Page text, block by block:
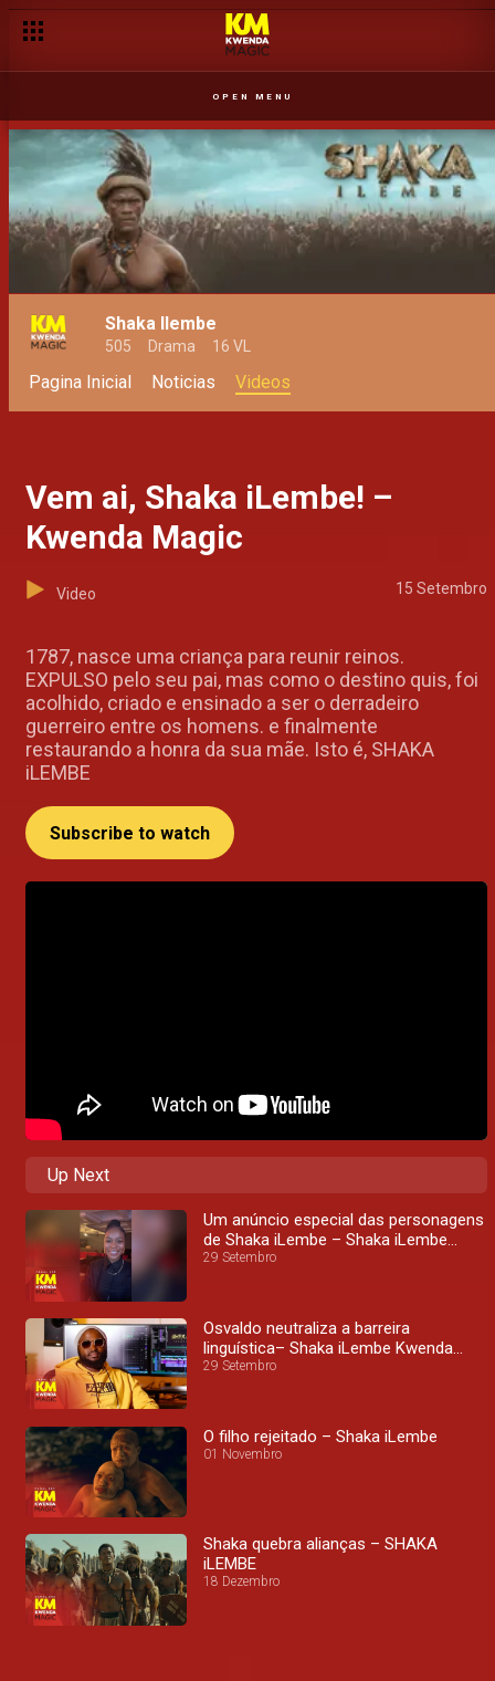
OPEN MENU
Shaka Ilembe
505 Drama 16 VL
Pagina Inicial Noticias Videos
Vem ai, Shaka iLembe! –
Kwenda Magic
Video 15 Setembro
1787, nasce uma criança para reunir reinos.
EXPULSO pelo seu pai, mas como o destino quis, foi
acolhido, criado e ensinado a ser o derradeiro
guerreiro entre os homens. e finalmente
restaurando a honra da sua mãe. Isto é, SHAKA
iLEMBE
Subscribe to watch
Up Next
Um anúncio especial das personagens
de Shaka iLembe – Shaka iLembe
Kwenda Magic
29 Setembro
Osvaldo neutraliza a barreira
linguística– Shaka iLembe Kwenda
Magic
29 Setembro
O filho rejeitado – Shaka iLembe
01 Novembro
Shaka quebra alianças – SHAKA
iLEMBE
18 Dezembro
José faz o Sam cair na realidade– Mahinga